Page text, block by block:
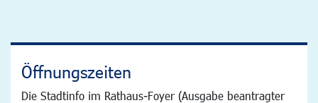
Öffnungszeiten
Die Stadtinfo im Rathaus-Foyer (Ausgabe beantragter